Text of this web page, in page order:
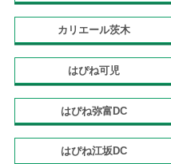
カリエール茨木
はぴね可児
はぴね弥富DC
はぴね江坂DC